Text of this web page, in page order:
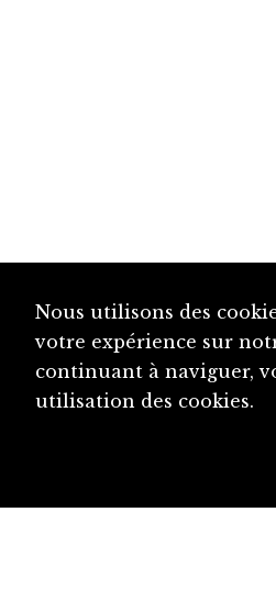
Nous utilisons des
votre expérience sur
continuant à naviguer,
utilisation des cookies.